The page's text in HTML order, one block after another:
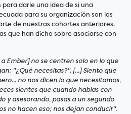
darle una idea de si una
para su organización son los
de nuestras cohortes anteriores.
que han dicho sobre asociarse con
Ember] no se centren solo en lo que
"¿Qué necesitas?". [...] Siento que
no nos dicen lo que necesitamos,
sientes que cuando hablas con
y asesorando, pasas a un segundo
no hacen eso; nos dejan conducir".